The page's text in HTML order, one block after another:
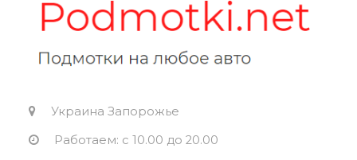
Украина Запорожье
Работаем: с 10.00 до 20.00